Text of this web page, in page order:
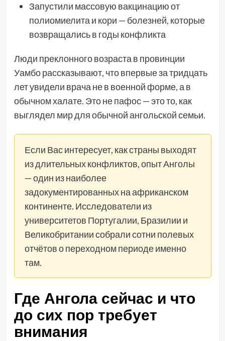
Запустили массовую вакцинацию от
полиомиелита и кори — болезней, которые
возвращались в годы конфликта
Люди преклонного возраста в провинции
Уамбо рассказывают, что впервые за тридцать
лет увидели врача не в военной форме, а в
обычном халате. Это не пафос — это то, как
выглядел мир для обычной ангольской семьи.
Если Вас интересует, как страны выходят
из длительных конфликтов, опыт Анголы
— один из наиболее
задокументированных на африканском
континенте. Исследователи из
университетов Португалии, Бразилии и
Великобритании собрали сотни полевых
отчётов о переходном периоде именно
там.
Где Ангола сейчас и что
до сих пор требует
внимания